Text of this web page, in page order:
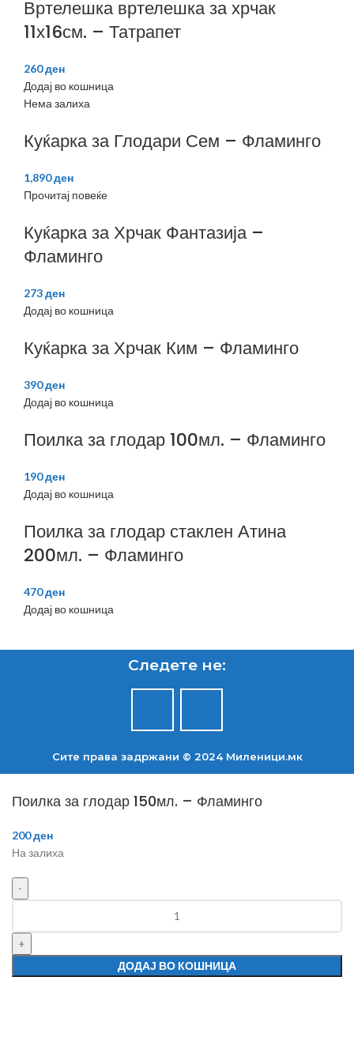
Вртелешка вртелешка за хрчак
11х16см. – Татрапет
260ден
Додај во кошница
Нема залиха
Куќарка за Глодари Сем – Фламинго
1,890ден
Прочитај повеќе
Куќарка за Хрчак Фантазија –
Фламинго
273ден
Додај во кошница
Куќарка за Хрчак Ким – Фламинго
390ден
Додај во кошница
Поилка за глодар 100мл. – Фламинго
190ден
Додај во кошница
Поилка за глодар стаклен Атина
200мл. – Фламинго
470ден
Додај во кошница
Следете не:
Сите права задржани © 2024 Mиленици.мк
Поилка за глодар 150мл. – Фламинго
200ден
На залиха
ДОДАЈ ВО КОШНИЦА